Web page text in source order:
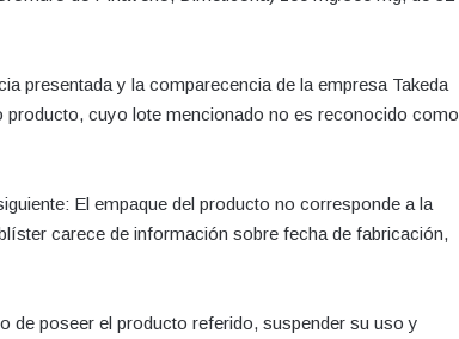
presentada y la comparecencia de la empresa Takeda
producto, cuyo lote mencionado no es reconocido como
El empaque del producto no corresponde a la
carece de información sobre fecha de fabricación,
de poseer el producto referido, suspender su uso y